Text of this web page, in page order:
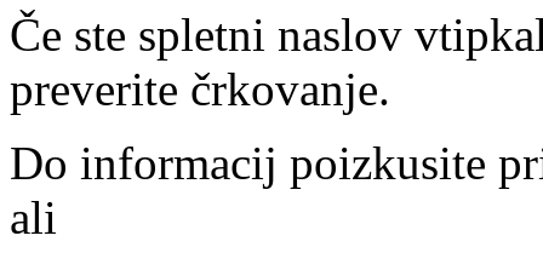
Če ste spletni naslov
preverite črkovanje.
Do informacij poizkusite
ali